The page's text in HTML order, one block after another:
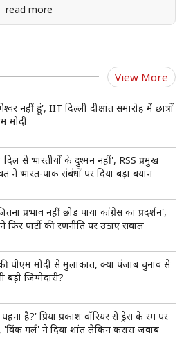
read more
View More
नहीं हूं', IIT दिल्ली दीक्षांत समारोह में छात्रों
मोदी
दिल से भारतीयों के दुश्मन नहीं', RSS प्रमुख
ने भारत-पाक संबंधों पर दिया बड़ा बयान
प्रभाव नहीं छोड़ पाया कांग्रेस का प्रदर्शन',
पार्टी की रणनीति पर उठाए सवाल
की पीएम मोदी से मुलाकात, क्या पंजाब चुनाव से
बड़ी जिम्मेदारी?
है?' प्रिया प्रकाश वॉरियर से ड्रेस के रंग पर
गर्ल' ने दिया शांत लेकिन करारा जवाब